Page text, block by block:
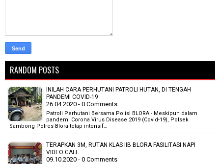
RANDOM POSTS
INILAH CARA PERHUTANI PATROLI HUTAN, DI TENGAH
PANDEMI COVID-19
26.04.2020 - 0 Comments
Patroli Perhutani Bersama Polisi BLORA - Meskipun dalam
pandemi Corona Virus Disease 2019 (Covid-19), Polsek
Sambong Polres Blora tetap intensif…
TERAPKAN 3M, RUTAN KLAS IIB BLORA FASILITASI NAPI
VIDEO CALL
09.10.2020 - 0 Comments